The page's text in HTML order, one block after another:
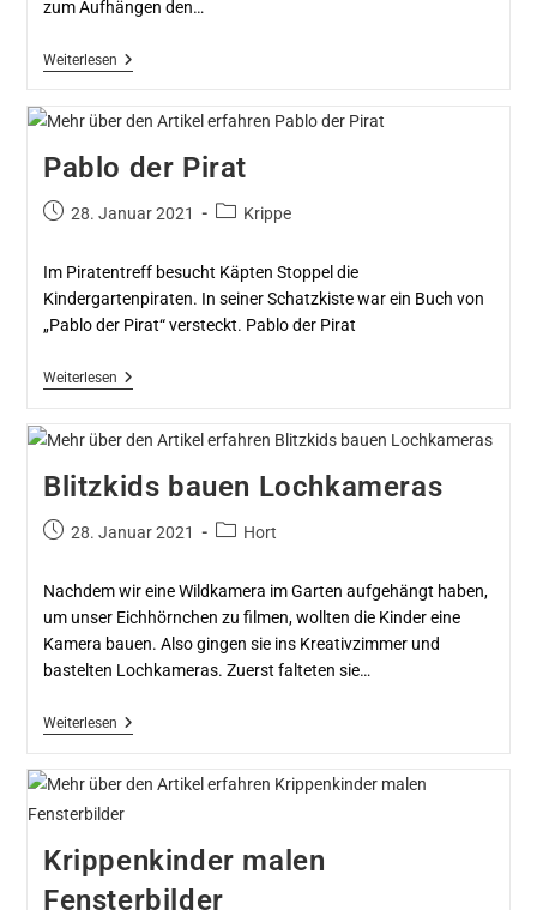
zum Aufhängen den…
Weiterlesen
Pablo der Pirat
28. Januar 2021 Krippe
Im Piratentreff besucht Käpten Stoppel die
Kindergartenpiraten. In seiner Schatzkiste war ein Buch von
„Pablo der Pirat“ versteckt. Pablo der Pirat
Weiterlesen
Blitzkids bauen Lochkameras
28. Januar 2021 Hort
Nachdem wir eine Wildkamera im Garten aufgehängt haben,
um unser Eichhörnchen zu filmen, wollten die Kinder eine
Kamera bauen. Also gingen sie ins Kreativzimmer und
bastelten Lochkameras. Zuerst falteten sie…
Weiterlesen
Krippenkinder malen
Fensterbilder